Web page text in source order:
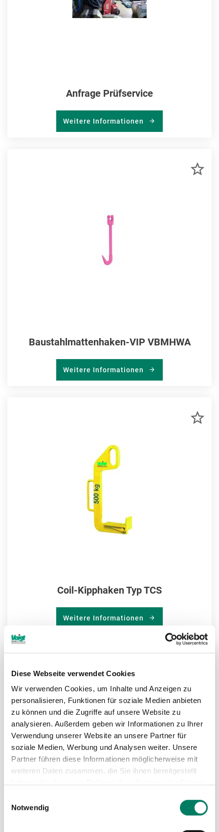
Diese Webseite verwendet Cookies
Wir verwenden Cookies, um Inhalte und Anzeigen zu
personalisieren, Funktionen für soziale Medien anbieten
zu können und die Zugriffe auf unsere Website zu
analysieren. Außerdem geben wir Informationen zu Ihrer
Verwendung unserer Website an unsere Partner für
soziale Medien, Werbung und Analysen weiter. Unsere
Partner führen diese Informationen möglicherweise mit
weiteren Daten zusammen, die Sie ihnen bereitgestellt
Notwendig
Anfrage Prüfservice
Weitere Informationen
Baustahlmattenhaken-VIP VBMHWA
Weitere Informationen
Coil-Kipphaken Typ TCS
Weitere Informationen